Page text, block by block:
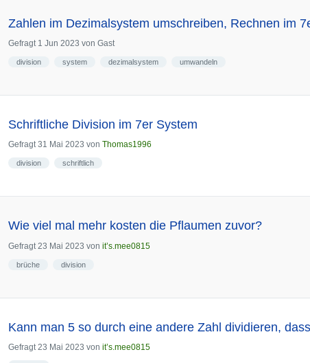
Zahlen im Dezimalsystem umschreiben, Rechnen im
Gefragt 1 Jun 2023 von Gast
division system dezimalsystem umwandeln
Schriftliche Division im 7er System
Gefragt 31 Mai 2023 von Thomas1996
division schriftlich
Wie viel mal mehr kosten die Pflaumen zuvor?
Gefragt 23 Mai 2023 von it’s.mee0815
brüche division
Kann man 5 so durch eine andere Zahl dividieren,
Gefragt 23 Mai 2023 von it’s.mee0815